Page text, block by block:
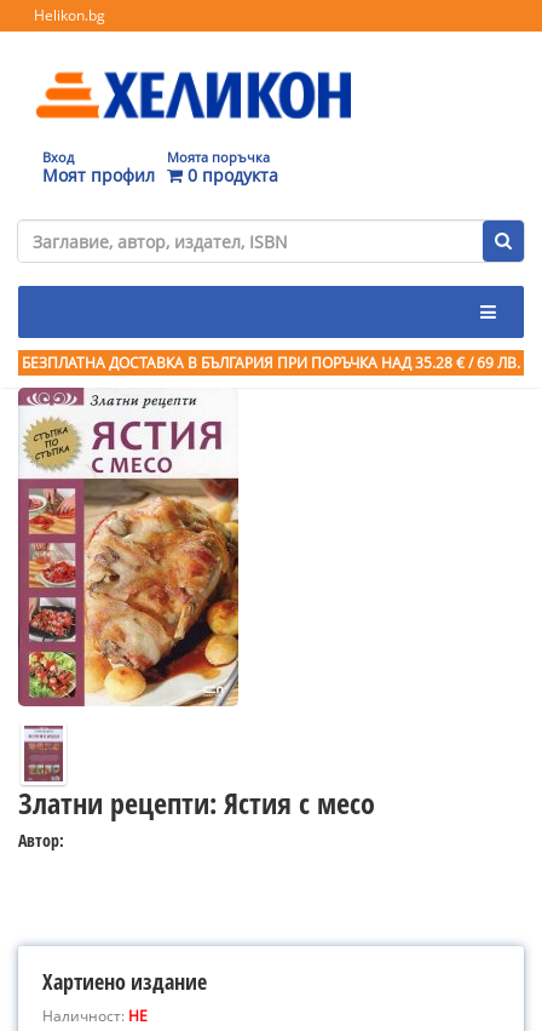
Helikon.bg
Вход
Моят профил
Моята поръчка
0 продукта
БЕЗПЛАТНА ДОСТАВКА В БЪЛГАРИЯ ПРИ ПОРЪЧКА НАД 35.28 € / 69 ЛВ.
Златни рецепти: Ястия с месо
Автор:
Хартиено издание
Наличност: НЕ